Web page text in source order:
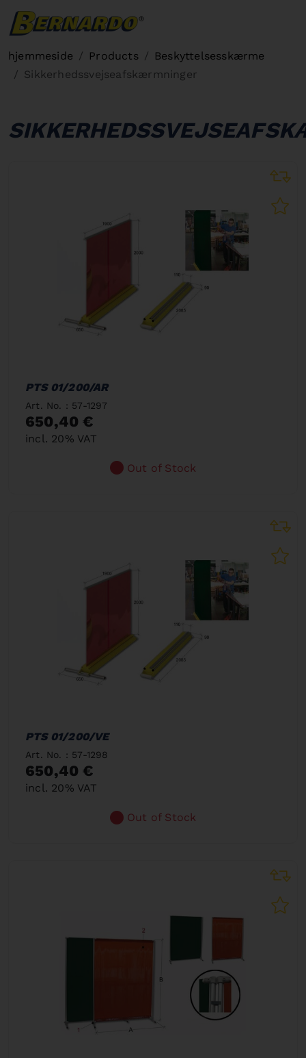
hjemmeside Products
Beskyttelsesskærme
Sikkerhedssvejseafskærmninger
PTS 01/200/AR
Art. No. : 57-1297
650,40 €
incl. 20% VAT
Out of Stock
PTS 01/200/VE
Art. No. : 57-1298
650,40 €
incl. 20% VAT
Out of Stock